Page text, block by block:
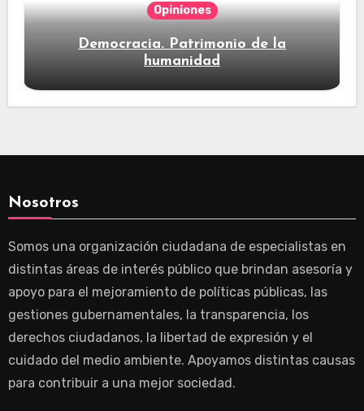
Opiniones
Democracia. Patrimonio de la
humanidad
Nosotros
Somos una organización ciudadana de especialistas en
distintas áreas de interés público que brindan asesoría y
apoyo para el mejoramiento de políticas públicas, las
gestiones gubernamentales, la transparencia, los
derechos ciudadanos, la libertad de expresión y el
cuidado del medio ambiente. Apoyamos distintas causas
para contribuir a una mejor sociedad.